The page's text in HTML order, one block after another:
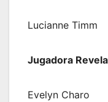
Lucianne Timm
Jugadora
Evelyn Charo